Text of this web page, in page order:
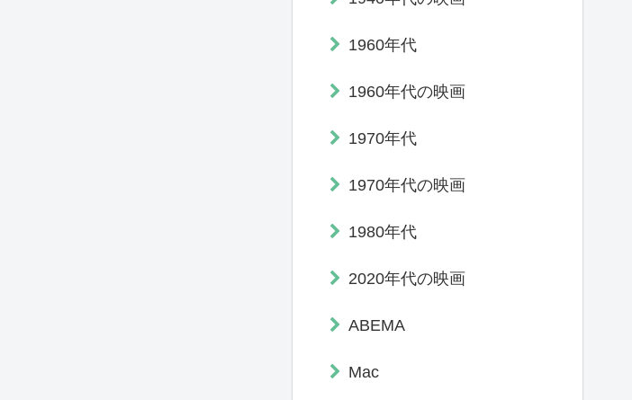
1960年代
1960年代の映画
1970年代
1970年代の映画
1980年代
2020年代の映画
ABEMA
Mac